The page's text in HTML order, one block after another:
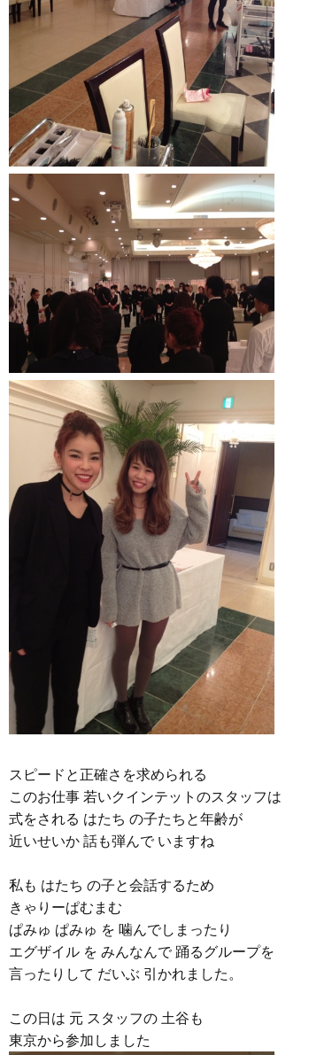
スピードと正確さを求められる
このお仕事 若いクインテットのスタッフは
式をされる はたち の子たちと年齢が
近いせいか 話も弾んで いますね
私も はたち の子と会話するため
きゃりーぱむまむ
ぱみゅ ぱみゅ を 噛んでしまったり
エグザイル を みんなんで 踊るグループを
言ったりして だいぶ 引かれました。
この日は 元 スタッフの 土谷も
東京から参加しました